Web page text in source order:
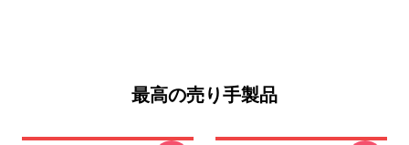
最高の売り手製品